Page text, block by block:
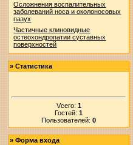
Осложнения воспалительных
заболеваний носа и околоносовых
пазух
Частичные клиновидные
остеохондропатии суставных
поверхностей
»Статистика
Vсего: 1
Гостей:1
Пользователей:0
»Форма входа